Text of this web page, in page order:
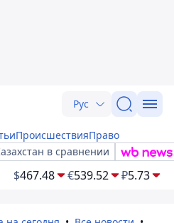
Рус
ПроисшествияПраво
в сравнении
$467.48 €539.52 ₽5.73